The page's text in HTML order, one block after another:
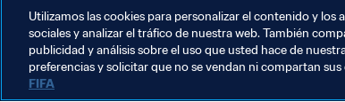
Utilizamos las cookies para personalizar el contenido y
sociales y analizar el tráfico de nuestra web. También
publicidad y análisis sobre el uso que usted hace de
preferencias y solicitar que no se vendan ni compartan
FIFA